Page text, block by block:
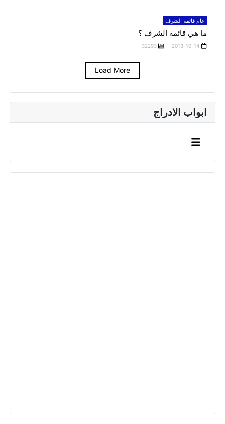
ابواب الادراج
عام قائمة الشرف
ما هي قائمة الشرف ؟
2013-10-14
32293
Load More